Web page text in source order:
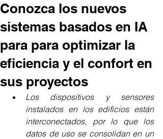
Conozca los nuevos
sistemas basados en IA
para para optimizar la
eficiencia y el confort en
sus proyectos
Los dispositivos y sensores
instalados en los edificios están
interconectados, por lo que los
datos de uso se consolidan en un